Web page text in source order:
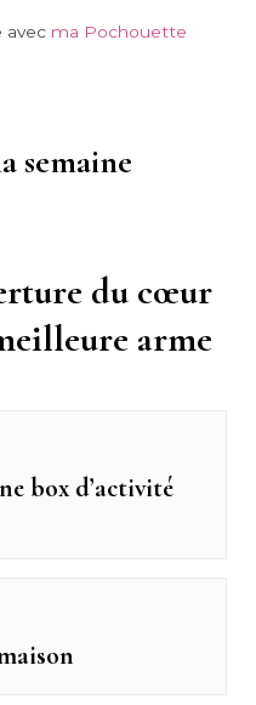
avec ma Pochouette
semaine
du cœur
arme
box d’activité